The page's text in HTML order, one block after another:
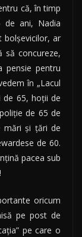
că, în timp
de ani, Nadia
bolşevicilor, ar
să concureze,
pensie pentru
în „Lacul
de 65, hoţii de
de 65 de
mări şi ţări de
de 60.
pacea sub
oricum
pe post de
pe care o